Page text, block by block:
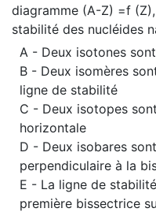
diagramme (A-Z) =f
stabilité des nucléides
A - Deux isotones
B - Deux isomères
ligne de stabilité
C - Deux isotopes
horizontale
D - Deux isobares
perpendiculaire à la
E - La ligne de
première bissectrice